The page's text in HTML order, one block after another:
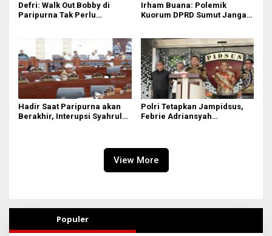
Defri: Walk Out Bobby di
Paripurna Tak Perlu
Irham Buana: Polemik
Kuorum DPRD Sumut Jangan
Hadir Saat Paripurna akan
Berakhir, Interupsi Syahrul
Polri Tetapkan Jampidsus,
Febrie Adriansyah
View More
Populer